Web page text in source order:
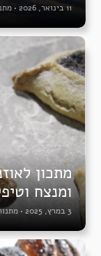
11 בינואר, 2026 •
מתכון
ומנצח
3 במרץ, 2025 •